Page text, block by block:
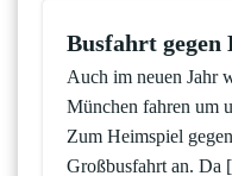
Busfahrt
Auch im neuen Jahr
München fahren um
Zum Heimspiel
Großbusfahrt an.